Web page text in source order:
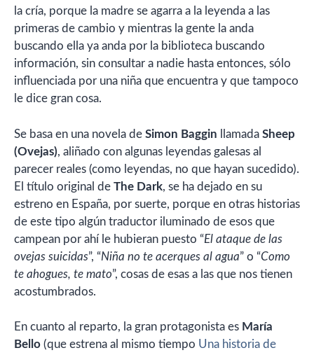
la cría, porque la madre se agarra a la leyenda a las
primeras de cambio y mientras la gente la anda
buscando ella ya anda por la biblioteca buscando
información, sin consultar a nadie hasta entonces, sólo
influenciada por una niña que encuentra y que tampoco
le dice gran cosa.
Se basa en una novela de Simon Baggin llamada Sheep
(Ovejas), aliñado con algunas leyendas galesas al
parecer reales (como leyendas, no que hayan sucedido).
El título original de The Dark, se ha dejado en su
estreno en España, por suerte, porque en otras historias
de este tipo algún traductor iluminado de esos que
campean por ahí le hubieran puesto “El ataque de las
ovejas suicidas”, “Niña no te acerques al agua” o “Como
te ahogues, te mato”, cosas de esas a las que nos tienen
acostumbrados.
En cuanto al reparto, la gran protagonista es María
Bello (que estrena al mismo tiempo Una historia de